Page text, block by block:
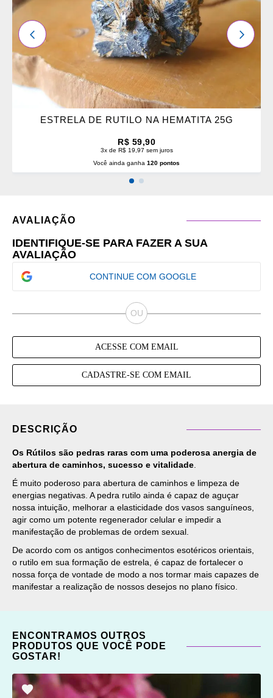
ESTRELA DE RUTILO NA HEMATITA 25G
R$ 59,90
3x de R$ 19,97 sem juros
Você ainda ganha 120 pontos
ANTERIOR
AVALIAÇÃO
IDENTIFIQUE-SE PARA FAZER A SUA
AVALIAÇÃO
CONTINUE COM GOOGLE
ACESSE COM EMAIL
CADASTRE-SE COM EMAIL
DESCRIÇÃO
Os Rútilos são pedras raras com uma poderosa anergia de
abertura de caminhos, sucesso e vitalidade
É muito poderoso para abertura de caminhos e limpeza de
energias negativas. A pedra rutilo ainda é capaz de aguçar
nossa intuição, melhorar a elasticidade dos vasos sanguíneos,
agir como um potente regenerador celular e impedir a
manifestação de problemas de ordem sexual.
De acordo com os antigos conhecimentos esotéricos orientais,
o rutilo em sua formação de estrela, é capaz de fortalecer o
nossa força de vontade de modo a nos tormar mais capazes de
manifestar a realização de nossos desejos no plano físico.
ENCONTRAMOS OUTROS
PRODUTOS QUE VOCÊ PODE
GOSTAR!
ADICIONAR